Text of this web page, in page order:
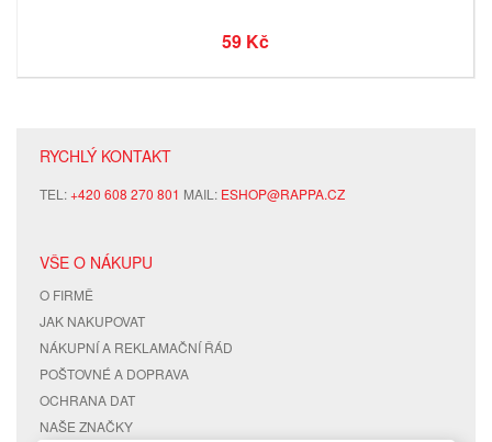
59 Kč
RYCHLÝ KONTAKT
TEL:+420 608 270 801 MAIL: ESHOP@RAPPA.CZ
VŠE O NÁKUPU
O FIRMĚ
JAK NAKUPOVAT
NÁKUPNÍ A REKLAMAČNÍ ŘÁD
POŠTOVNÉ A DOPRAVA
OCHRANA DAT
NAŠE ZNAČKY